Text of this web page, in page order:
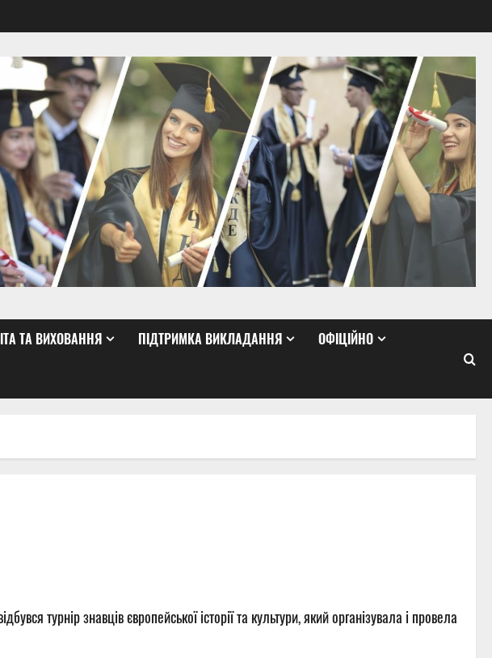
ТА ВИХОВАННЯ ПІДТРИМКА ВИКЛАДАННЯ ОФІЦІЙНО
турнір знавців європейської історії та культури, який організувала і провела